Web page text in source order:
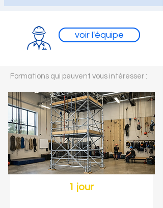
voir l'équipe
Formations qui peuvent vous intéresser :
1 jour